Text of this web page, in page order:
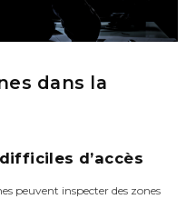
dans la
d’accès
peuvent inspecter des zones